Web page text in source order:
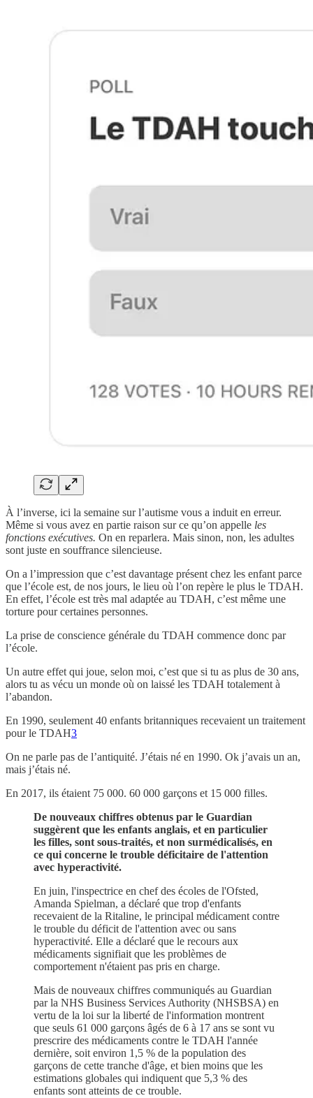
À l’inverse, ici la semaine sur l’autisme vous a induit en erreur.
Même si vous avez en partie raison sur ce qu’on appelle les
fonctions exécutives. On en reparlera. Mais sinon, non, les adultes
sont juste en souffrance silencieuse.
On a l’impression que c’est davantage présent chez les enfant parce
que l’école est, de nos jours, le lieu où l’on repère le plus le TDAH.
En effet, l’école est très mal adaptée au TDAH, c’est même une
torture pour certaines personnes.
La prise de conscience générale du TDAH commence donc par
l’école.
Un autre effet qui joue, selon moi, c’est que si tu as plus de 30 ans,
alors tu as vécu un monde où on laissé les TDAH totalement à
l’abandon.
En 1990, seulement 40 enfants britanniques recevaient un traitement
pour le TDAH3
On ne parle pas de l’antiquité. J’étais né en 1990. Ok j’avais un an,
mais j’étais né.
En 2017, ils étaient 75 000. 60 000 garçons et 15 000 filles.
De nouveaux chiffres obtenus par le Guardian
suggèrent que les enfants anglais, et en particulier
les filles, sont sous-traités, et non surmédicalisés, en
ce qui concerne le trouble déficitaire de l'attention
avec hyperactivité.
En juin, l'inspectrice en chef des écoles de l'Ofsted,
Amanda Spielman, a déclaré que trop d'enfants
recevaient de la Ritaline, le principal médicament contre
le trouble du déficit de l'attention avec ou sans
hyperactivité. Elle a déclaré que le recours aux
médicaments signifiait que les problèmes de
comportement n'étaient pas pris en charge.
Mais de nouveaux chiffres communiqués au Guardian
par la NHS Business Services Authority (NHSBSA) en
vertu de la loi sur la liberté de l'information montrent
que seuls 61 000 garçons âgés de 6 à 17 ans se sont vu
prescrire des médicaments contre le TDAH l'année
dernière, soit environ 1,5 % de la population des
garçons de cette tranche d'âge, et bien moins que les
estimations globales qui indiquent que 5,3 % des
enfants sont atteints de ce trouble.